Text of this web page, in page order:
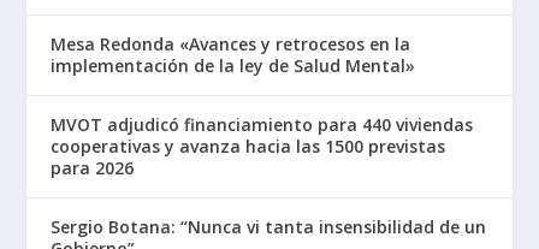
Mesa Redonda «Avances y retrocesos en la
implementación de la ley de Salud Mental»
MVOT adjudicó financiamiento para 440 viviendas
cooperativas y avanza hacia las 1500 previstas
para 2026
Sergio Botana: “Nunca vi tanta insensibilidad de un